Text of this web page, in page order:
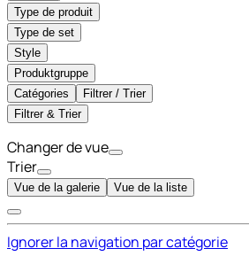
Type de produit
Type de set
Style
Produktgruppe
Catégories
Filtrer / Trier
Filtrer & Trier
Changer de vue
Trier
Vue de la galerie Vue de la liste
Ignorer la navigation par catégorie